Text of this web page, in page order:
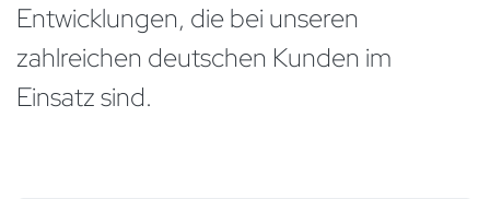
Entwicklungen, die bei unseren
zahlreichen deutschen Kunden im
Einsatz sind.